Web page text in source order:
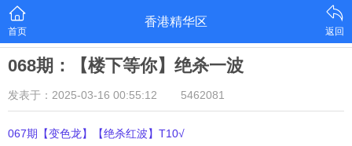
首页
香港精华区
返回
068期：【楼下等你】绝杀一波
发表于：2025-03-16 00:55:12 5462081
067期【变色龙】【绝杀红波】T10√